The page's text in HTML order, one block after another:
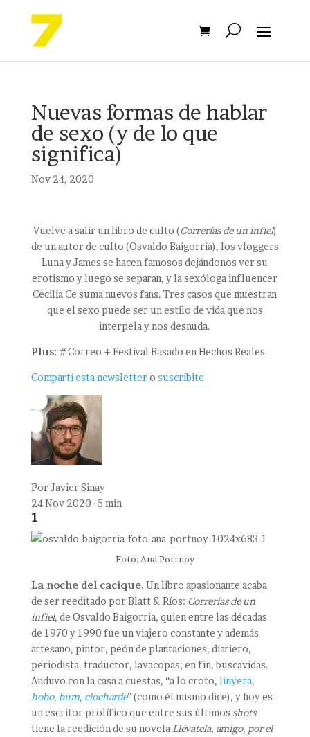
Nuevas formas de hablar
de sexo (y de lo que
significa)
Nov 24, 2020
Vuelve a salir un libro de culto (Correrías de un infiel)
de un autor de culto (Osvaldo Baigorria), los vloggers
Luna y James se hacen famosos dejándonos ver su
erotismo y luego se separan, y la sexóloga influencer
Cecilia Ce suma nuevos fans. Tres casos que muestran
que el sexo puede ser un estilo de vida que nos
interpela y nos desnuda.
Plus: #Correo + Festival Basado en Hechos Reales.
Compartí esta newslettero suscribite
PorJavier Sinay
24 Nov 2020 · 5 min
1
Foto: Ana Portnoy
La noche del cacique. Un libro apasionante acaba
de ser reeditado por Blatt & Ríos: Correrías de un
infiel, de Osvaldo Baigorria, quien entre las décadas
de 1970 y 1990 fue un viajero constante y además
artesano, pintor, peón de plantaciones, diariero,
periodista, traductor, lavacopas; en fin, buscavidas.
Anduvo con la casa a cuestas, “a lo croto, linyera,
hobo, bum, clocharde” (como él mismo dice), y hoy es
un escritor prolífico que entre sus últimos shots
tiene la reedición de su novela Llévatela, amigo, por el